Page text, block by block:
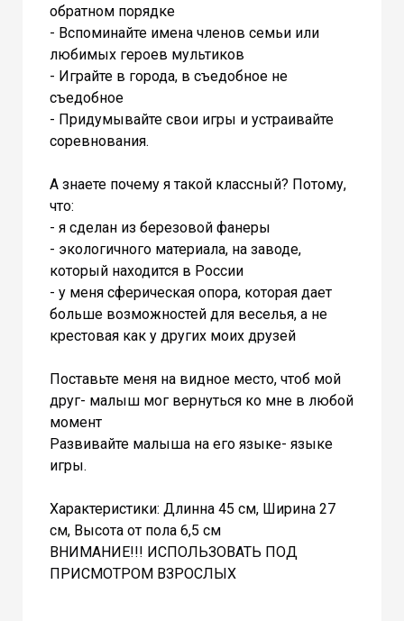
обратном порядке
- Вспоминайте имена членов семьи или
любимых героев мультиков
- Играйте в города, в съедобное не
съедобное
- Придумывайте свои игры и устраивайте
соревнования.
А знаете почему я такой классный? Потому,
что:
- я сделан из березовой фанеры
- экологичного материала, на заводе,
который находится в России
- у меня сферическая опора, которая дает
больше возможностей для веселья, а не
крестовая как у других моих друзей
Поставьте меня на видное место, чтоб мой
друг- малыш мог вернуться ко мне в любой
момент
Развивайте малыша на его языке- языке
игры.
Характеристики: Длинна 45 см, Ширина 27
см, Высота от пола 6,5 см
ВНИМАНИЕ!!! ИСПОЛЬЗОВАТЬ ПОД
ПРИСМОТРОМ ВЗРОСЛЫХ